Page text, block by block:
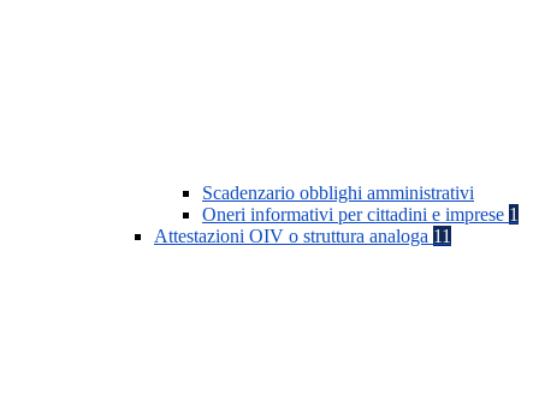
Scadenzario obblighi amministrativi
Oneri informativi per cittadini e imprese 1
Attestazioni OIV o struttura analoga 11